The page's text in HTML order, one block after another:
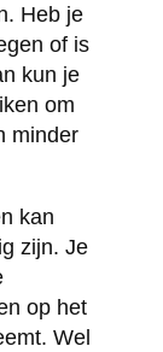
Heb je
of is
kun je
om
minder
kan
zijn. Je
op het
Wel